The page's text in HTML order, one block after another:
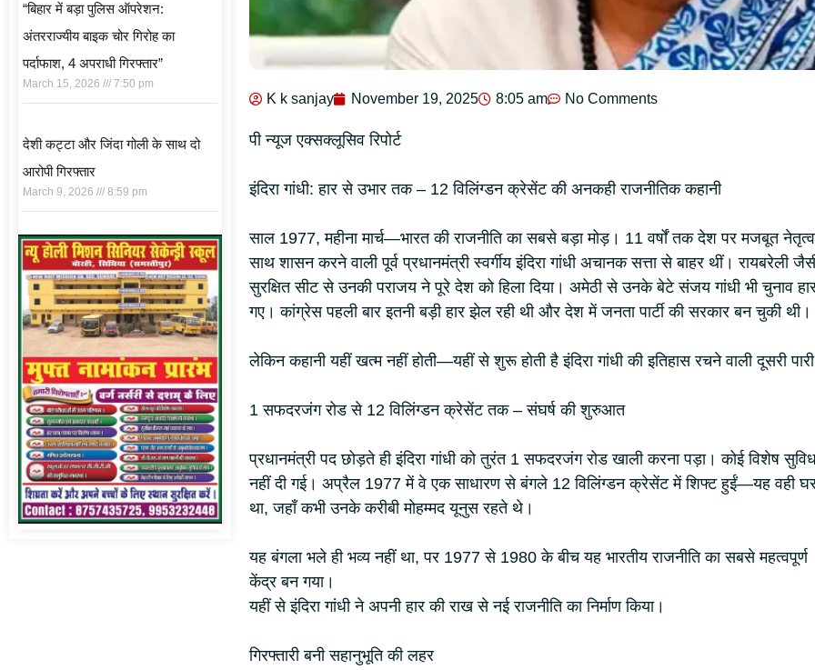
“बिहार में बड़ा पुलिस ऑपरेशन:
अंतरराज्यीय बाइक चोर गिरोह का
पर्दाफाश, 4 अपराधी गिरफ्तार”
March 15, 2026 7:50 pm
देशी कट्टा और जिंदा गोली के साथ दो
आरोपी गिरफ्तार
March 9, 2026 8:59 pm
K k sanjay November 19, 2025 8:05 am No Comments
पी न्यूज एक्सक्लूसिव रिपोर्ट
इंदिरा गांधी: हार से उभार तक – 12 विलिंग्डन क्रेसेंट की अनकही राजनीतिक कहानी
साल 1977, महीना मार्च—भारत की राजनीति का सबसे बड़ा मोड़। 11 वर्षों तक देश पर मजबूत
साथ शासन करने वाली पूर्व प्रधानमंत्री स्वर्गीय इंदिरा गांधी अचानक सत्ता से बाहर थीं। रायबरेली
सुरक्षित सीट से उनकी पराजय ने पूरे देश को हिला दिया। अमेठी से उनके बेटे संजय गांधी भी चुनाव
गए। कांग्रेस पहली बार इतनी बड़ी हार झेल रही थी और देश में जनता पार्टी की सरकार बन चुकी थी।
लेकिन कहानी यहीं खत्म नहीं होती—यहीं से शुरू होती है इंदिरा गांधी की इतिहास रचने वाली दूसरी
1 सफदरजंग रोड से 12 विलिंग्डन क्रेसेंट तक – संघर्ष की शुरुआत
प्रधानमंत्री पद छोड़ते ही इंदिरा गांधी को तुरंत 1 सफदरजंग रोड खाली करना पड़ा। कोई विशेष
नहीं दी गई। अप्रैल 1977 में वे एक साधारण से बंगले 12 विलिंग्डन क्रेसेंट में शिफ्ट हुईं—यह वही
था, जहाँ कभी उनके करीबी मोहम्मद यूनुस रहते थे।
यह बंगला भले ही भव्य नहीं था, पर 1977 से 1980 के बीच यह भारतीय राजनीति का सबसे महत्वपूर्ण
केंद्र बन गया।
यहीं से इंदिरा गांधी ने अपनी हार की राख से नई राजनीति का निर्माण किया।
गिरफ्तारी बनी सहानुभूति की लहर